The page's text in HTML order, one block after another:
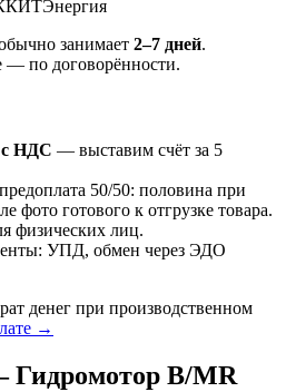
КИТЭнергия
занимает 2–7 дней.
по договорённости.
с НДС — выставим счёт за 5
50/50: половина при
фото готового к отгрузке товара.
физических лиц.
УПД, обмен через ЭДО
денег при производственном
→
Гидромотор B/MR